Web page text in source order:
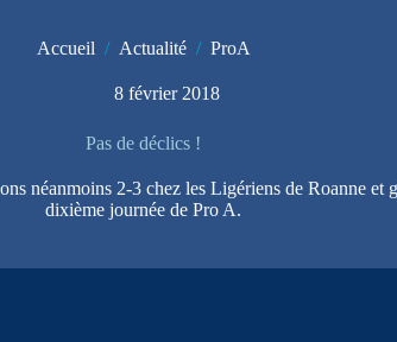
Accueil / Actualité / ProA
8 février 2018
Pas de déclics !
néanmoins 2-3 chez les Ligériens de Roanne et
dixième journée de Pro A.